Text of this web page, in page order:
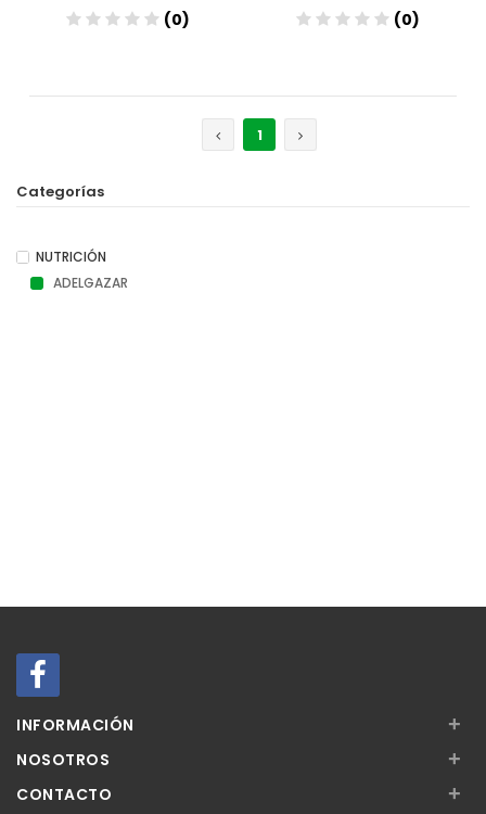
(0) (0)
1
Categorías
NUTRICIÓN
ADELGAZAR
INFORMACIÓN +
NOSOTROS +
CONTACTO +